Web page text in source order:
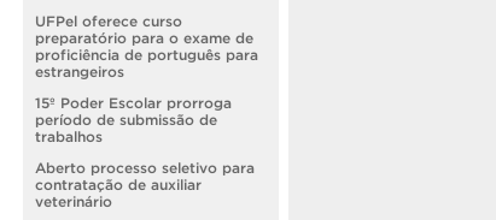
UFPel oferece curso
preparatório para o exame de
proficiência de português para
estrangeiros
15º Poder Escolar prorroga
período de submissão de
trabalhos
Aberto processo seletivo para
contratação de auxiliar
veterinário